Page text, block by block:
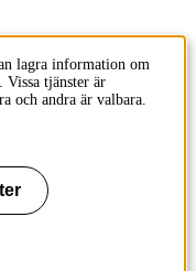
lagra information om
Vissa tjänster är
och andra är valbara.